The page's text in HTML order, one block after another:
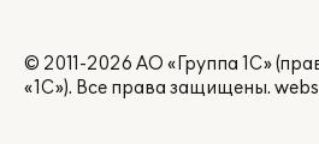
© 2011-2026 АО «Группа 1С»
«1С»). Все права защищены.